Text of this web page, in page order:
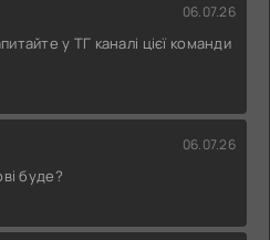
06.07.26
у ТГ каналі цієї команди
06.07.26
буде?